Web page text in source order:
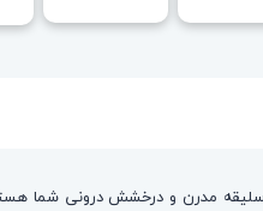
مدرن و درخشش درونی شما